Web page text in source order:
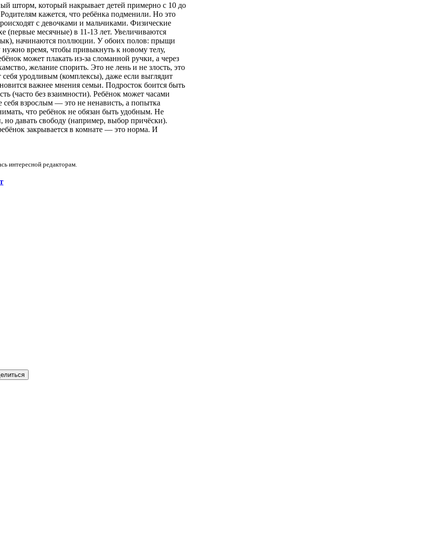
шторм, который накрывает детей примерно с 10 до
Родителям кажется, что ребёнка подменили. Но это
с девочками и мальчиками. Физические
(первые месячные) в 11-13 лет. Увеличиваются
начинаются поллюции. У обоих полов: прыщи
время, чтобы привыкнуть к новому телу,
может плакать из-за сломанной ручки, а через
желание спорить. Это не лень и не злость, это
себя уродливым (комплексы), даже если выглядит
важнее мнения семьи. Подросток боится быть
(часто без взаимности). Ребёнок может часами
себя взрослым — это не ненависть, а попытка
что ребёнок не обязан быть удобным. Не
но давать свободу (например, выбор причёски).
закрывается в комнате — это норма. И
интересной редакторам.